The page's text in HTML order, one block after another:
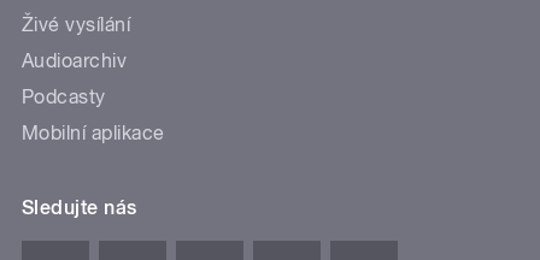
Živé vysílání
Audioarchiv
Podcasty
Mobilní aplikace
Sledujte nás